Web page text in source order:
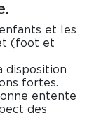
et les
(foot et
disposition
fortes.
entente
des